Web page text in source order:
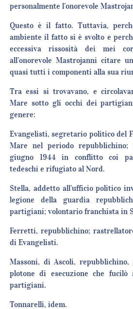
personalmente l’onorevole
Questo è il fatto. Tuttavia,
ambiente il fatto si è svolto e
eccessiva rissosità dei mei
all’onorevole Mastrojanni citare
quasi tutti i componenti alla sua
Tra essi si trovavano, e
Mare sotto gli occhi dei
genere:
Evangelisti, segretario politico del
Mare nel periodo
giugno 1944 in conflitto coi
tedeschi e rifugiato al Nord.
Stella, addetto all’ufficio politico
legione della guardia
partigiani; volontario franchista in
Ferretti, repubblichino;
di Evangelisti.
Massoni, di Ascoli,
plotone di esecuzione che fucilò
partigiani.
Tonnarelli, idem.